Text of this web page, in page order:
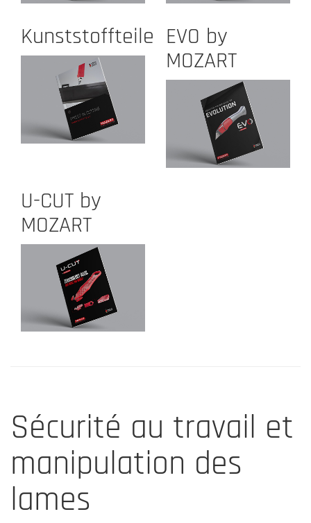
Kunststoffteile EVO by
MOZART
U-CUT by
MOZART
Sécurité au travail et
manipulation des
lames